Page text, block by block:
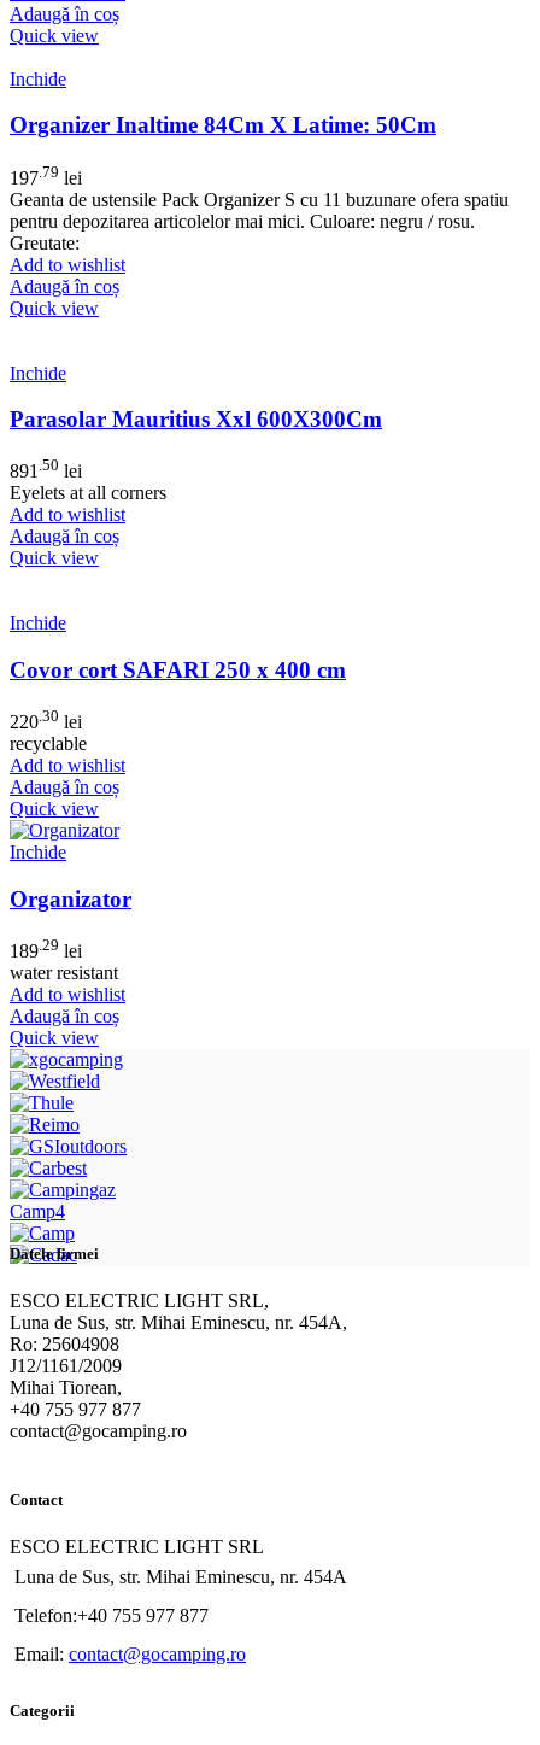
Adaugă în coș
Quick view
Inchide
Organizer Inaltime 84Cm X Latime: 50Cm
197 .79 lei
Geanta de ustensile Pack Organizer S cu 11 buzunare ofera spatiu
pentru depozitarea articolelor mai mici. Culoare: negru / rosu.
Greutate:
Add to wishlist
Adaugă în coș
Quick view
Inchide
Parasolar Mauritius Xxl 600X300Cm
891 .50 lei
Eyelets at all corners
Add to wishlist
Adaugă în coș
Quick view
Inchide
Covor cort SAFARI 250 x 400 cm
220 .30 lei
recyclable
Add to wishlist
Adaugă în coș
Quick view
Inchide
Organizator
189 .29 lei
water resistant
Add to wishlist
Adaugă în coș
Quick view
Camp4
Datele firmei
ESCO ELECTRIC LIGHT SRL,
Luna de Sus, str. Mihai Eminescu, nr. 454A,
Ro: 25604908
J12/1161/2009
Mihai Tiorean,
+40 755 977 877
contact@gocamping.ro
Contact
ESCO ELECTRIC LIGHT SRL
Luna de Sus, str. Mihai Eminescu, nr. 454A
Telefon:+40 755 977 877
Email: contact@gocamping.ro
Categorii